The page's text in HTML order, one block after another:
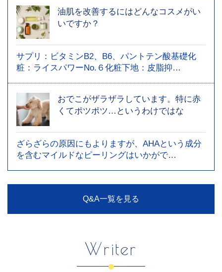
油肌を改善するにはどんなコスメがい
いですか？
サプリ：ビタミンB2、B6、パントテン酸基礎化
粧：ライスパワーNo.６化粧下地：皮脂抑…
おでこがザラザラしています。特に赤
くてポツポツ…というわけではな
ざらざらの原因にもよりますが、AHAという成分
を含むマイルドなピーリングはいかがで…
Q&A一覧を見る
Writer